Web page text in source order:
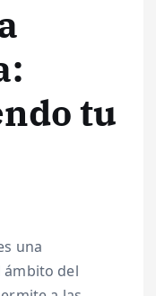
tu
una
ámbito del